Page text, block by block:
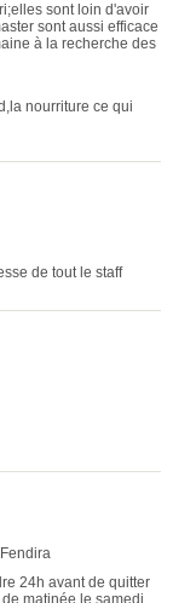
sont loin d'avoir
sont aussi efficace
à la recherche des
nourriture ce qui
de tout le staff
24h avant de quitter
matinée le samedi